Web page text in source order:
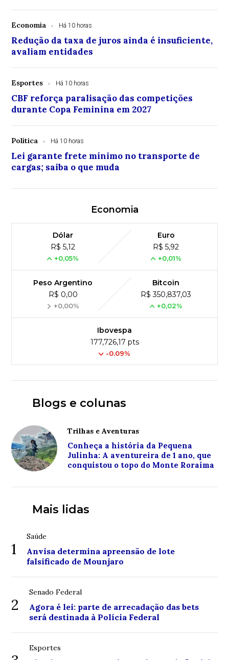
Economia Há 10 horas
Redução da taxa de juros ainda é insuficiente,
avaliam entidades
Esportes Há 10 horas
CBF reforça paralisação das competições
durante Copa Feminina em 2027
Política Há 10 horas
Lei garante frete mínimo no transporte de
cargas; saiba o que muda
Economia
Dólar
R$ 5,12
+0,05%
Euro
R$ 5,92
+0,01%
Peso Argentino
R$ 0,00
+0,00%
Bitcoin
R$ 350,837,03
+0,02%
Ibovespa
177,726,17 pts
-0.09%
Blogs e colunas
Trilhas e Aventuras
Conheça a história da Pequena
Julinha: A aventureira de 1 ano, que
conquistou o topo do Monte Roraima
Mais lidas
1
Saúde
Anvisa determina apreensão de lote
falsificado de Mounjaro
2
Senado Federal
Agora é lei: parte de arrecadação das bets
será destinada à Polícia Federal
Esportes